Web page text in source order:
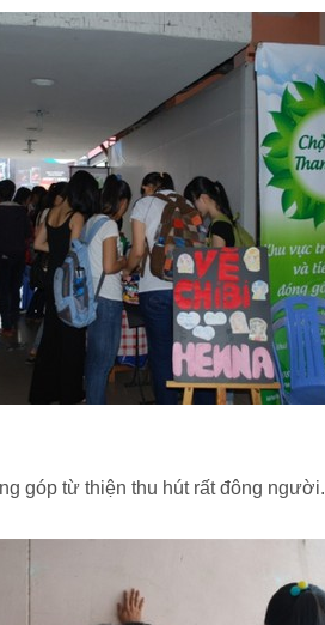
góp từ thiện thu hút rất đông người.